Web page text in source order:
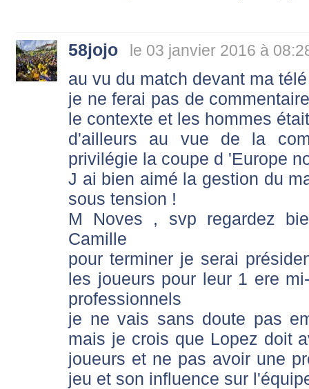
58jojo le 03 janvier 2016 à
au vu du match devant ma
je ne ferai pas de
le contexte et les hommes
d'ailleurs au vue de la
privilégie la coupe d 'Europe
J ai bien aimé la gestion du
sous tension !
M Noves , svp regardez
Camille
pour terminer je serai
les joueurs pour leur 1 ere
professionnels
je ne vais sans doute pas
mais je crois que Lopez doit
joueurs et ne pas avoir une
jeu et son influence sur